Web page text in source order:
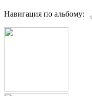
Навигация по альбому: